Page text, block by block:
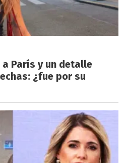
París y un detalle
¿fue por su